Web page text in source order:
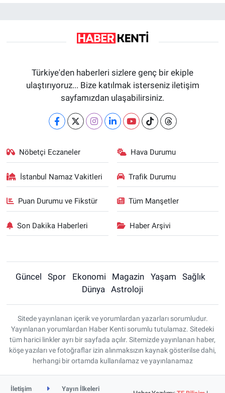
Türkiye'den haberleri sizlere genç bir ekiple
ulaştırıyoruz... Bize katılmak isterseniz iletişim
sayfamızdan ulaşabilirsiniz.
Nöbetçi Eczaneler Hava Durumu
İstanbul Namaz Vakitleri Trafik Durumu
Puan Durumu ve Fikstür Tüm Manşetler
Son Dakika Haberleri Haber Arşivi
Güncel Spor Ekonomi Magazin Yaşam
Sağlık
Dünya
Astroloji
Sitede yayınlanan içerik ve yorumlardan yazarları sorumludur.
Yayınlanan yorumlardan Haber Kenti sorumlu tutulamaz. Sitedeki
tüm harici linkler ayrı bir sayfada açılır. Sitemizde yayınlanan haber,
köşe yazıları ve fotoğraflar izin alınmaksızın kaynak gösterilse dahi,
herhangi bir ortamda kullanılamaz ve yayınlanamaz
İletişim Yayın İlkeleri